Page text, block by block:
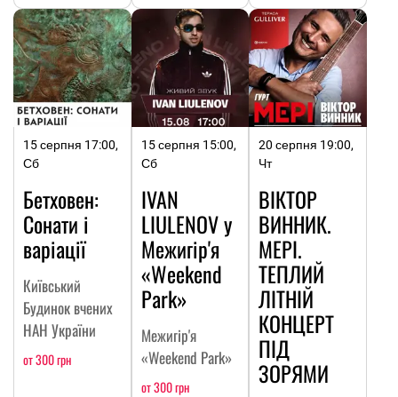
15 серпня 17:00,
Сб
Бетховен:
Сонати і
варіації
Київський
Будинок вчених
НАН України
от 300 грн
15 серпня 15:00,
Сб
IVAN
LIULENOV у
Межигір'я
«Weekend
Park»
Межигір'я
«Weekend Park»
от 300 грн
20 серпня 19:00,
Чт
ВІКТОР
ВИННИК.
МЕРІ.
ТЕПЛИЙ
ЛІТНІЙ
КОНЦЕРТ
ПІД
ЗОРЯМИ